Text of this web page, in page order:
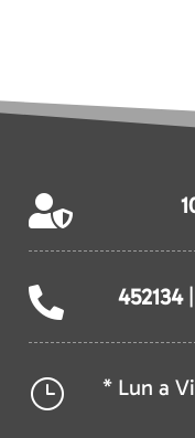

 452134|
} * Lun a